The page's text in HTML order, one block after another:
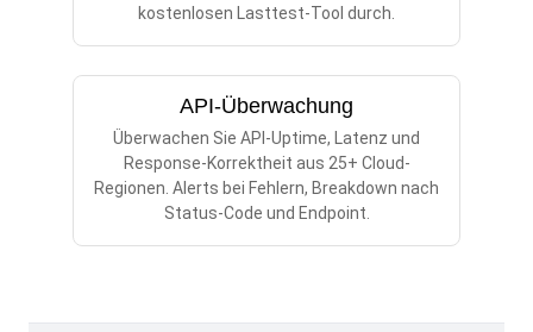
kostenlosen Lasttest-Tool durch.
API-Überwachung
Überwachen Sie API-Uptime, Latenz und
Response-Korrektheit aus 25+ Cloud-
Regionen. Alerts bei Fehlern, Breakdown nach
Status-Code und Endpoint.